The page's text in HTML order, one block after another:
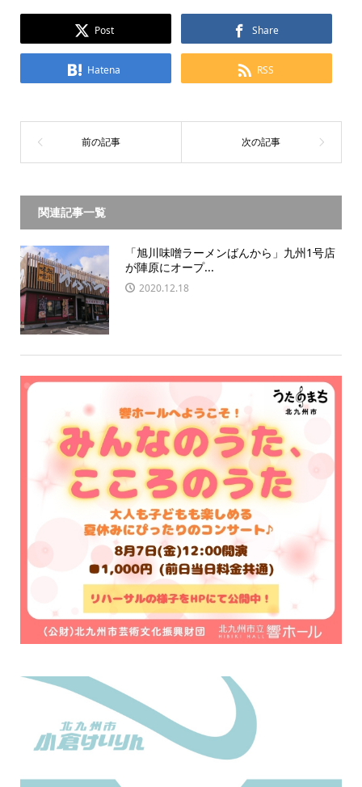
Post Share
Hatena RSS
関連記事一覧
「旭川味噌ラーメンばんから」九州1号店
が陣原にオープ...
2020.12.18